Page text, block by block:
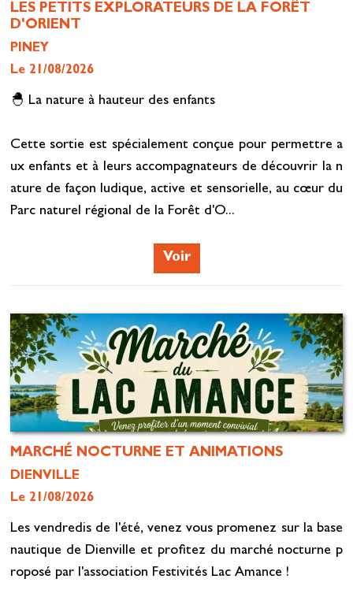
LES PETITS EXPLORATEURS DE LA FORÊT
D'ORIENT
PINEY
Le 21/08/2026
🐣 La nature à hauteur des enfants
Cette sortie est spécialement conçue pour permettre a
ux enfants et à leurs accompagnateurs de découvrir la n
ature de façon ludique, active et sensorielle, au cœur du
Parc naturel régional de la Forêt d'O...
Voir
MARCHÉ NOCTURNE ET ANIMATIONS
DIENVILLE
Le 21/08/2026
Les vendredis de l'été, venez vous promenez sur la base
nautique de Dienville et profitez du marché nocturne p
roposé par l'association Festivités Lac Amance !